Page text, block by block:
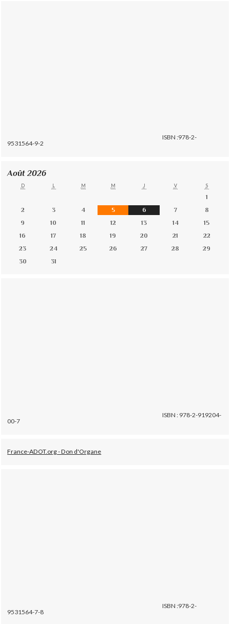
ISBN :978-2-
9531564-9-2
Août 2026
D L M M J V S
1
2
3 4 5 6 7
8
9
10 11 12 13 14
15
16
17 18 19 20 21
22
23
24 25 26 27 28
29
30
31
ISBN : 978-2-919204-
00-7
France-ADOT.org - Don d'Organe
ISBN :978-2-
9531564-7-8